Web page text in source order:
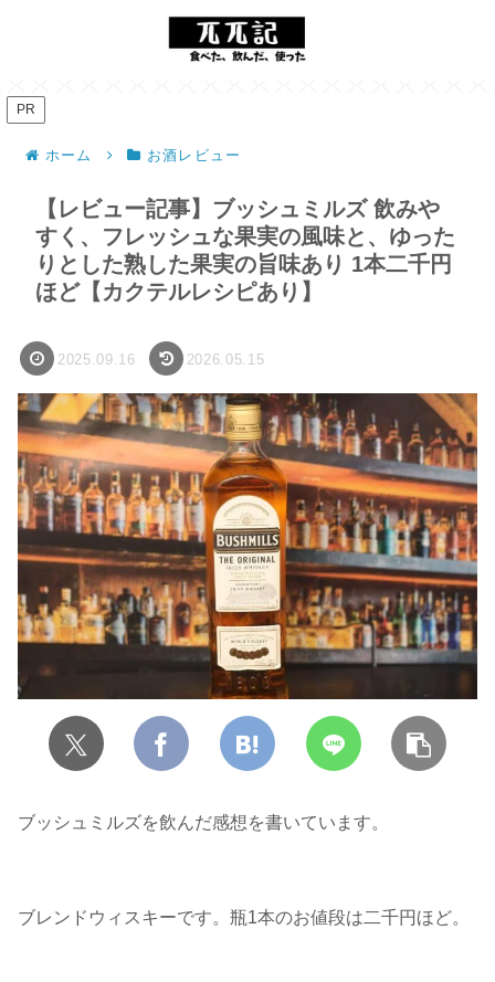
PR
ホーム お酒レビュー
【レビュー記事】ブッシュミルズ 飲みや
すく、フレッシュな果実の風味と、ゆった
りとした熟した果実の旨味あり 1本二千円
ほど【カクテルレシピあり】
2025.09.16 2026.05.15
ブッシュミルズを飲んだ感想を書いています。
ブレンドウィスキーです。瓶1本のお値段は二千円ほど。